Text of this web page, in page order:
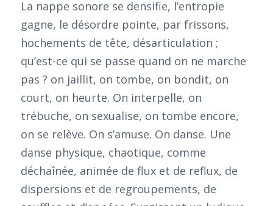
La nappe sonore se densifie, l’entropie
gagne, le désordre pointe, par frissons,
hochements de tête, désarticulation ;
qu’est-ce qui se passe quand on ne marche
pas ? on jaillit, on tombe, on bondit, on
court, on heurte. On interpelle, on
trébuche, on sexualise, on tombe encore,
on se relève. On s’amuse. On danse. Une
danse physique, chaotique, comme
déchaînée, animée de flux et de reflux, de
dispersions et de regroupements, de